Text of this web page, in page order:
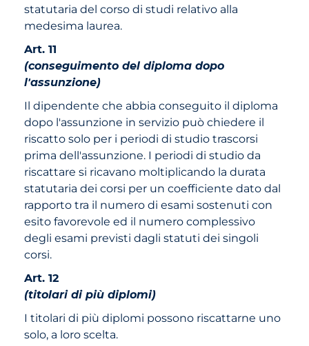
statutaria del corso di studi relativo alla
medesima laurea.
Art. 11
(conseguimento del diploma dopo
l'assunzione)
Il dipendente che abbia conseguito il diploma
dopo l'assunzione in servizio può chiedere il
riscatto solo per i periodi di studio trascorsi
prima dell'assunzione. I periodi di studio da
riscattare si ricavano moltiplicando la durata
statutaria dei corsi per un coefficiente dato dal
rapporto tra il numero di esami sostenuti con
esito favorevole ed il numero complessivo
degli esami previsti dagli statuti dei singoli
corsi.
Art. 12
(titolari di più diplomi)
I titolari di più diplomi possono riscattarne uno
solo, a loro scelta.